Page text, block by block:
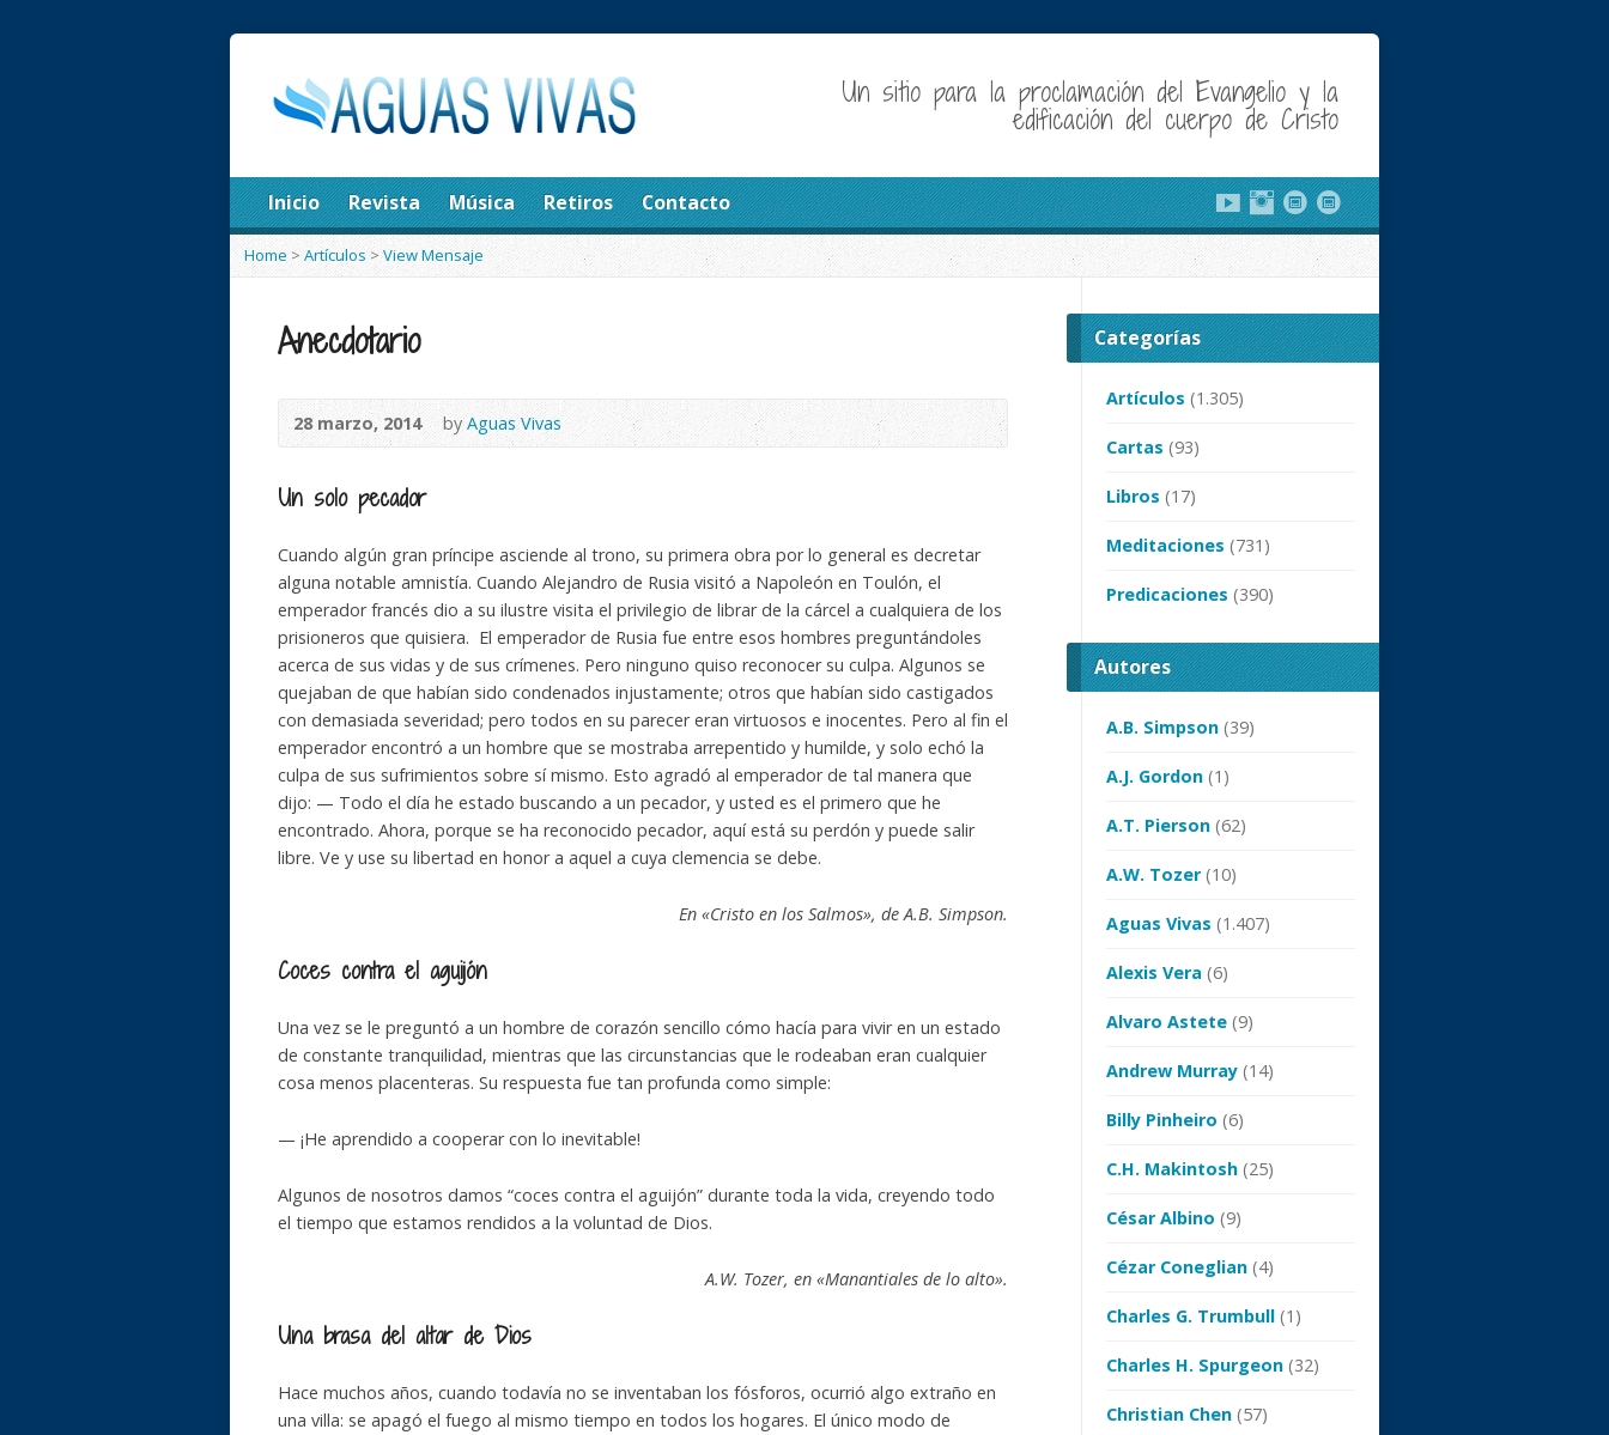
Un sitio para la proclamación del Evangelio y la
edificación del cuerpo de Cristo
Inicio Revista Música Retiros Contacto
Home > Artículos>View Mensaje
Anecdotario
28 marzo, 2014 byAguas Vivas
Un solo pecador
Cuando algún gran príncipe asciende al trono, su primera obra por lo general es decretar
alguna notable amnistía. Cuando Alejandro de Rusia visitó a Napoleón en Toulón, el
emperador francés dio a su ilustre visita el privilegio de librar de la cárcel a cualquiera de los
prisioneros que quisiera. El emperador de Rusia fue entre esos hombres preguntándoles
acerca de sus vidas y de sus crímenes. Pero ninguno quiso reconocer su culpa. Algunos se
quejaban de que habían sido condenados injustamente; otros que habían sido castigados
con demasiada severidad; pero todos en su parecer eran virtuosos e inocentes. Pero al fin el
emperador encontró a un hombre que se mostraba arrepentido y humilde, y solo echó la
culpa de sus sufrimientos sobre sí mismo. Esto agradó al emperador de tal manera que
dijo: — Todo el día he estado buscando a un pecador, y usted es el primero que he
encontrado. Ahora, porque se ha reconocido pecador, aquí está su perdón y puede salir
libre. Ve y use su libertad en honor a aquel a cuya clemencia se debe.
En «Cristo en los Salmos», de A.B. Simpson.
Coces contra el aguijón
Una vez se le preguntó a un hombre de corazón sencillo cómo hacía para vivir en un estado
de constante tranquilidad, mientras que las circunstancias que le rodeaban eran cualquier
cosa menos placenteras. Su respuesta fue tan profunda como simple:
— ¡He aprendido a cooperar con lo inevitable!
Algunos de nosotros damos “coces contra el aguijón” durante toda la vida, creyendo todo
el tiempo que estamos rendidos a la voluntad de Dios.
A.W. Tozer, en «Manantiales de lo alto».
Una brasa del altar de Dios
Hace muchos años, cuando todavía no se inventaban los fósforos, ocurrió algo extraño en
una villa: se apagó el fuego al mismo tiempo en todos los hogares. El único modo de
Categorías
Artículos (1.305)
Cartas (93)
Libros (17)
Meditaciones (731)
Predicaciones (390)
Autores
A.B. Simpson (39)
A.J. Gordon (1)
A.T. Pierson (62)
A.W. Tozer(10)
Aguas Vivas (1.407)
Alexis Vera (6)
Alvaro Astete (9)
Andrew Murray (14)
Billy Pinheiro (6)
C.H. Makintosh (25)
César Albino (9)
Cézar Coneglian (4)
Charles G. Trumbull (1)
Charles H. Spurgeon (32)
Christian Chen (57)